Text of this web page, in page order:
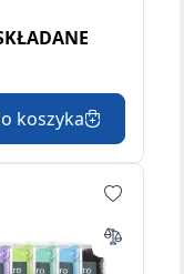
koszyka